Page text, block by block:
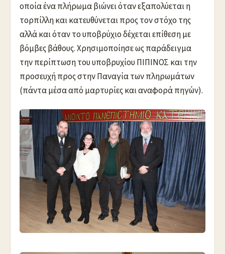
οποία ένα πλήρωμα βιώνει όταν εξαπολύεται η
τορπίλλη και κατευθύνεται προς τον στόχο της
αλλά και όταν το υποβρύχιο δέχεται επίθεση με
βόμβες βάθους. Χρησιμοποίησε ως παράδειγμα
την περίπτωση του υποβρυχίου ΠΙΠΙΝΟΣ και την
προσευχή προς στην Παναγία των πληρωμάτων
(πάντα μέσα από μαρτυρίες και αναφορά πηγών).